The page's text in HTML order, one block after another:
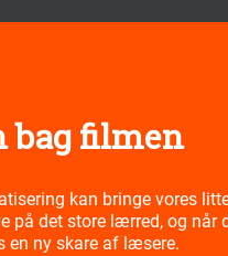
bag filmen
kan bringe vores
på det store lærred, og når
en ny skare af læsere.